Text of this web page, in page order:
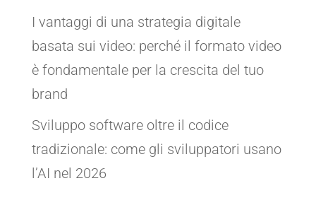
I vantaggi di una strategia digitale
basata sui video: perché il formato video
è fondamentale per la crescita del tuo
brand
Sviluppo software oltre il codice
tradizionale: come gli sviluppatori usano
l’AI nel 2026